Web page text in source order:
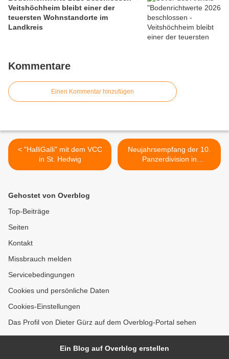
Veitshöchheim bleibt einer der
teuersten Wohnstandorte im
Landkreis
Kommentare
Einen Kommentar hinzufügen
< "HalliGalli" mit dem VCC
in St. Hedwig
Neujahrsempfang der 10.
Panzerdivision in
Veitshöchheim: Der
Gehostet von Overblog
Top-Beiträge
Seiten
Kontakt
Missbrauch melden
Servicebedingungen
Cookies und persönliche Daten
Cookies-Einstellungen
Das Profil von Dieter Gürz auf dem Overblog-Portal sehen
Ein Blog auf Overblog erstellen